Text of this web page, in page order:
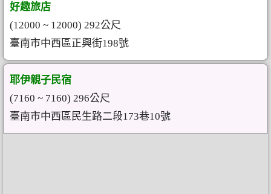
好趣旅店
(12000 ~ 12000) 292公尺
臺南市中西區正興街198號
耶伊親子民宿
(7160 ~ 7160) 296公尺
臺南市中西區民生路二段173巷10號